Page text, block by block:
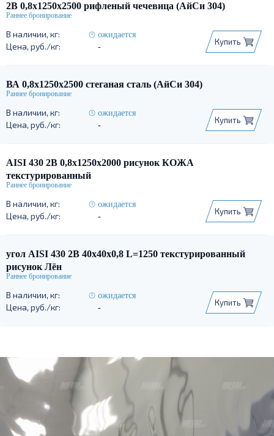
2В 0,8х1250х2500 рифленый чечевица (АйСи 304)
ожидается
-
Купить
ВА 0,8х1250х2500 стеганая сталь (АйСи 304)
ожидается
-
Купить
AISI 430 2В 0,8х1250х2000 рисунок КОЖА
текстурированный
ожидается
-
Купить
угол AISI 430 2В 40х40х0,8 L=1250 текстурированный
рисунок Лён
ожидается
-
Купить